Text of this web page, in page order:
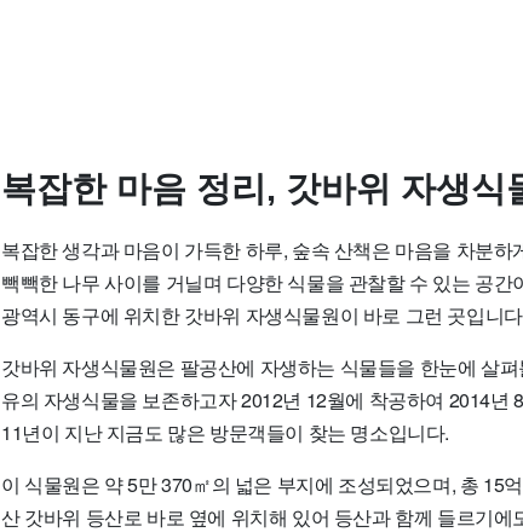
복잡한 마음 정리, 갓바위 자생식
복잡한 생각과 마음이 가득한 하루, 숲속 산책은 마음을 차분
빽빽한 나무 사이를 거닐며 다양한 식물을 관찰할 수 있는 공
광역시 동구에 위치한갓바위 자생식물원이 바로 그런 곳입니
갓바위 자생식물원은 팔공산에 자생하는 식물들을 한눈에 살
유의 자생식물을 보존하고자 2012년 12월에 착공하여 2014년
11년이 지난 지금도 많은 방문객들이 찾는 명소입니다.
이 식물원은 약 5만 370㎡의 넓은 부지에 조성되었으며, 총 15
산 갓바위 등산로 바로 옆에 위치해 있어 등산과 함께 들르기에